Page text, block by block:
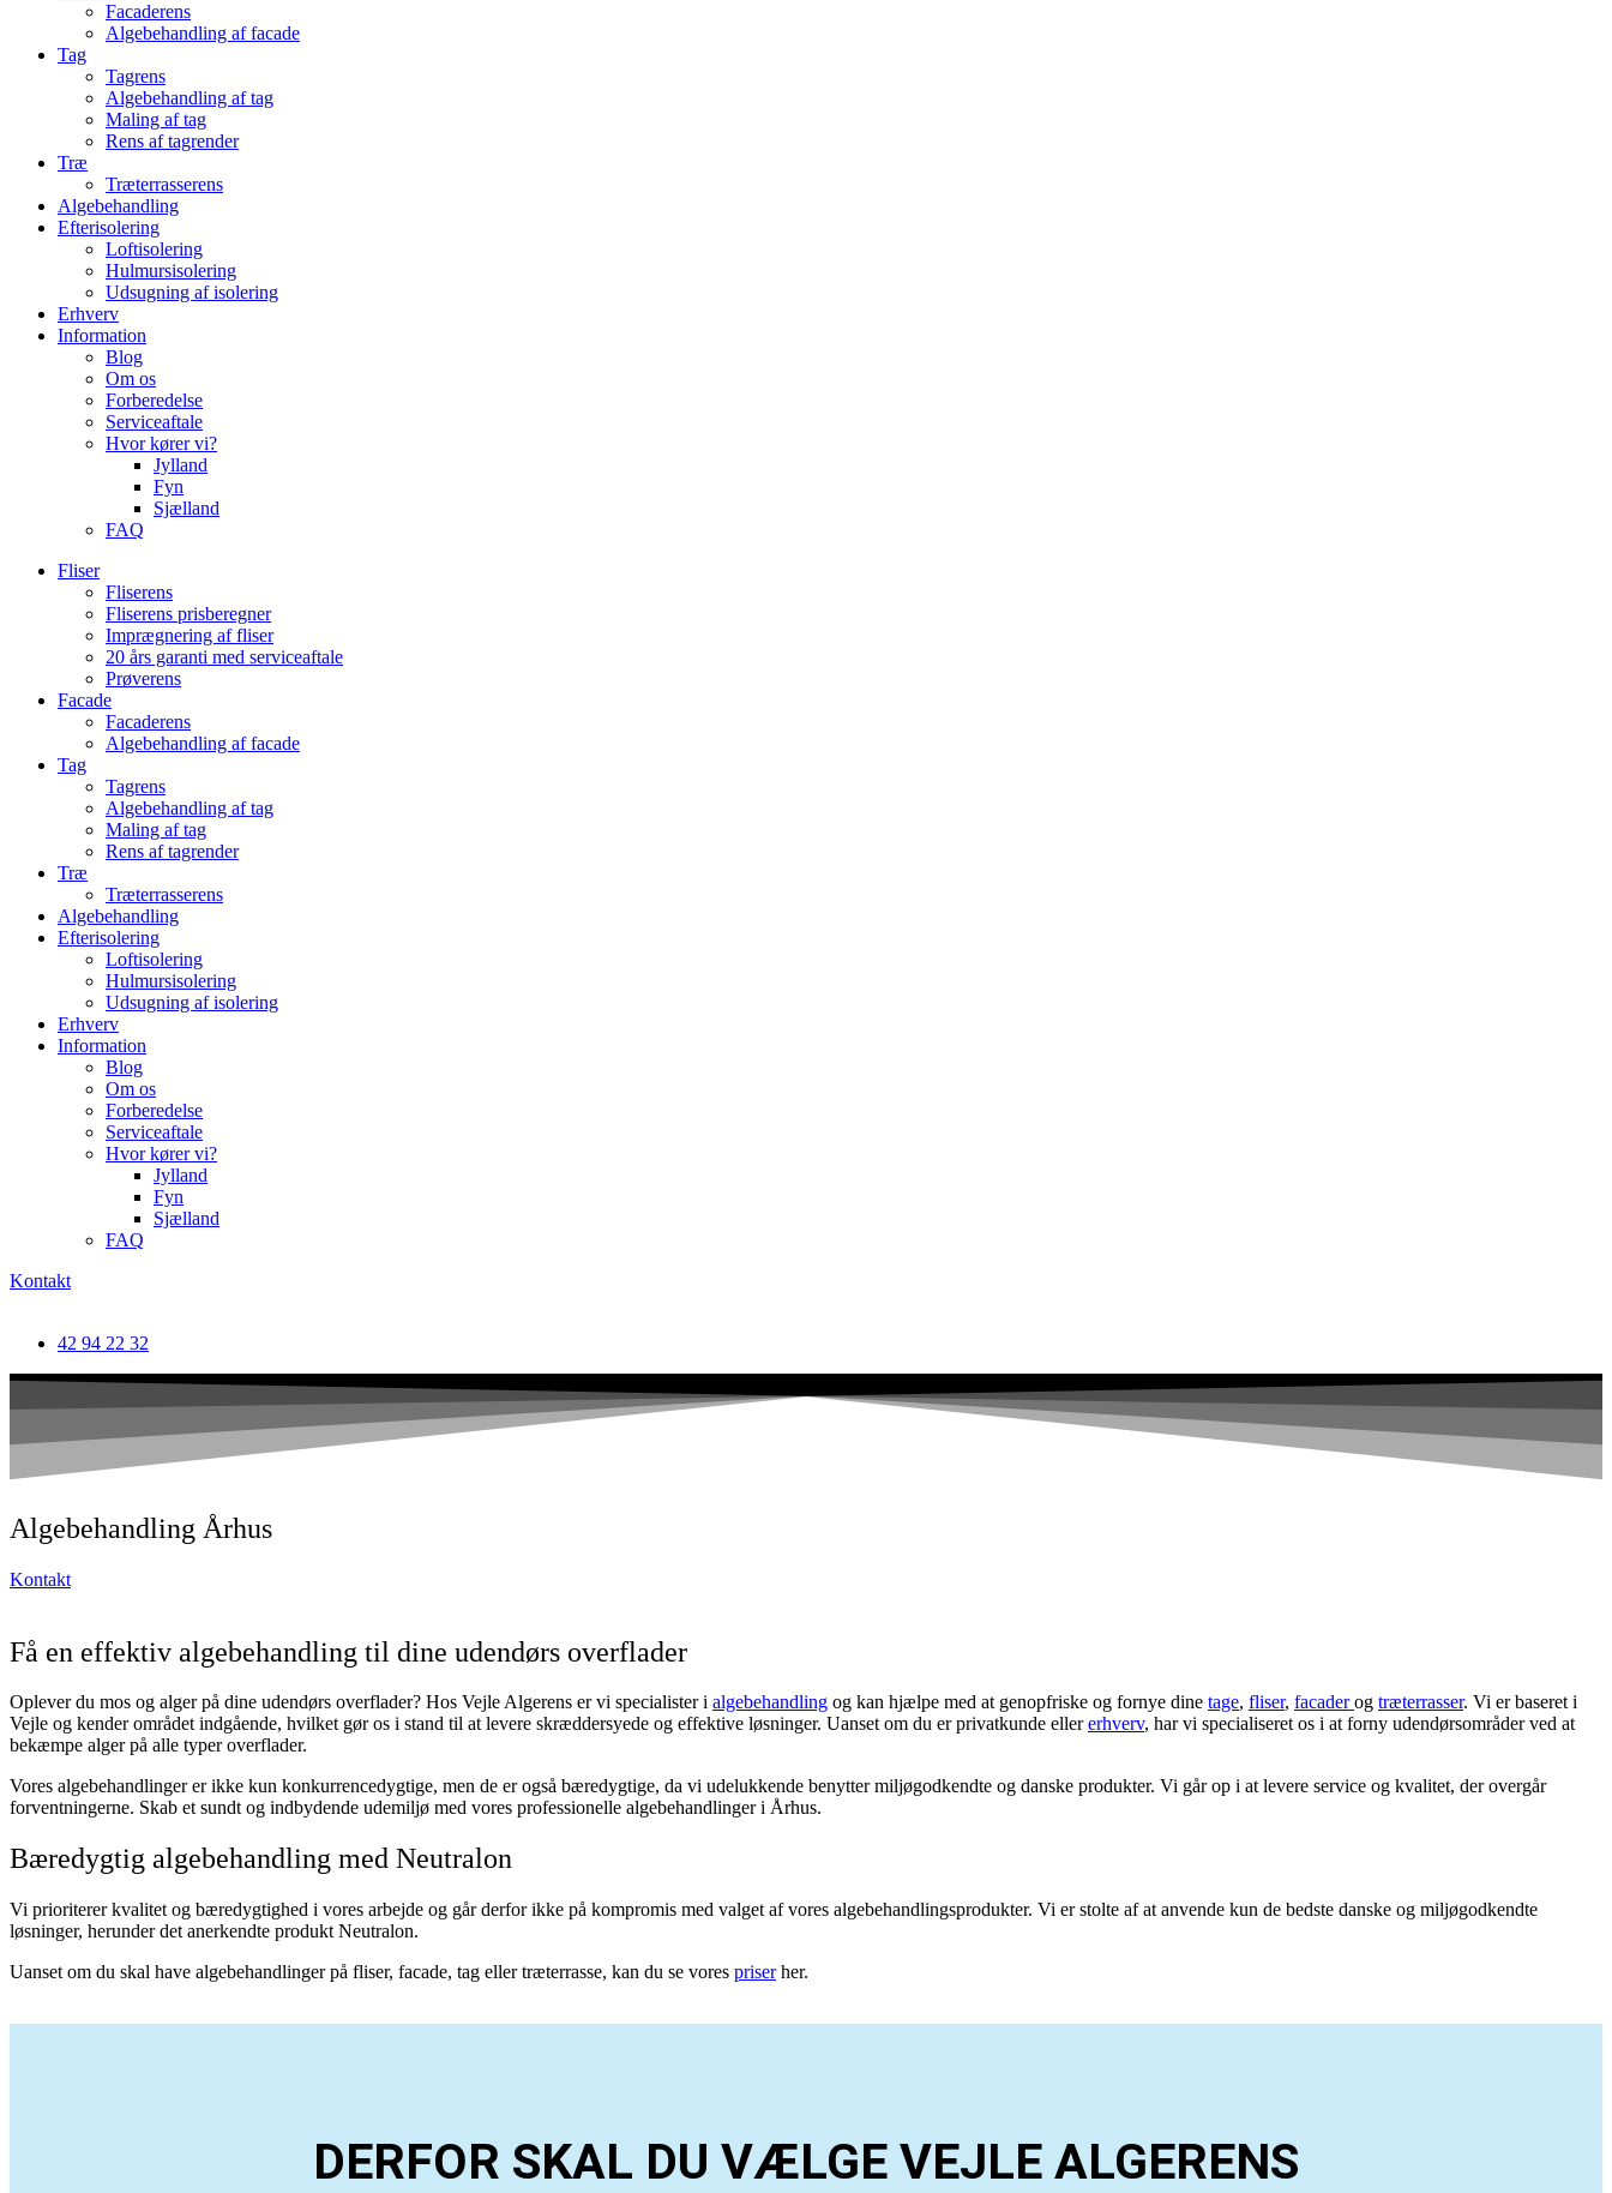
Facaderens
Algebehandling af facade
Tag
Tagrens
Algebehandling af tag
Maling af tag
Rens af tagrender
Træ
Træterrasserens
Algebehandling
Efterisolering
Loftisolering
Hulmursisolering
Udsugning af isolering
Erhverv
Information
Blog
Om os
Forberedelse
Serviceaftale
Hvor kører vi?
Jylland
Fyn
Sjælland
FAQ
Fliser
Fliserens
Fliserens prisberegner
Imprægnering af fliser
20 års garanti med serviceaftale
Prøverens
Facade
Facaderens
Algebehandling af facade
Tag
Tagrens
Algebehandling af tag
Maling af tag
Rens af tagrender
Træ
Træterrasserens
Algebehandling
Efterisolering
Loftisolering
Hulmursisolering
Udsugning af isolering
Erhverv
Information
Blog
Om os
Forberedelse
Serviceaftale
Hvor kører vi?
Jylland
Fyn
Sjælland
FAQ
Kontakt
42 94 22 32
Algebehandling Århus
Kontakt
Få en effektiv algebehandling til dine udendørs overflader
Oplever du mos og alger på dine udendørs overflader? Hos Vejle Algerens er vi specialister i algebehandling og kan hjælpe med at genopfriske og fornye dine tage, fliser, facaderog træterrasser. Vi er baseret i
Vejle og kender området indgående, hvilket gør os i stand til at levere skræddersyede og effektive løsninger. Uanset om du er privatkunde ellererhverv, har vi specialiseret os i at forny udendørsområder ved at
bekæmpe alger på alle typer overflader.
Vores algebehandlinger er ikke kun konkurrencedygtige, men de er også bæredygtige, da vi udelukkende benytter miljøgodkendte og danske produkter. Vi går op i at levere service og kvalitet, der overgår
forventningerne. Skab et sundt og indbydende udemiljø med vores professionelle algebehandlinger i Århus.
Bæredygtig algebehandling med Neutralon
Vi prioriterer kvalitet og bæredygtighed i vores arbejde og går derfor ikke på kompromis med valget af vores algebehandlingsprodukter. Vi er stolte af at anvende kun de bedste danske og miljøgodkendte
løsninger, herunder det anerkendte produkt Neutralon.
Uanset om du skal have algebehandlinger på fliser, facade, tag eller træterrasse, kan du se vores priserher.
DERFOR SKAL DU VÆLGE VEJLE ALGERENS